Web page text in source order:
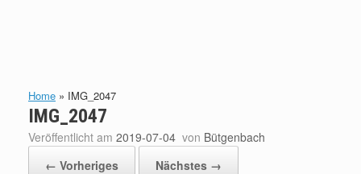
Home » IMG_2047
IMG_2047
Veröffentlicht am 2019-07-04 von Bütgenbach
← Vorheriges
Nächstes →